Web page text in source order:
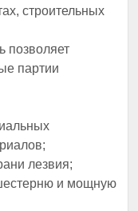
строительных
позволяет
партии
лезвия;
и мощную